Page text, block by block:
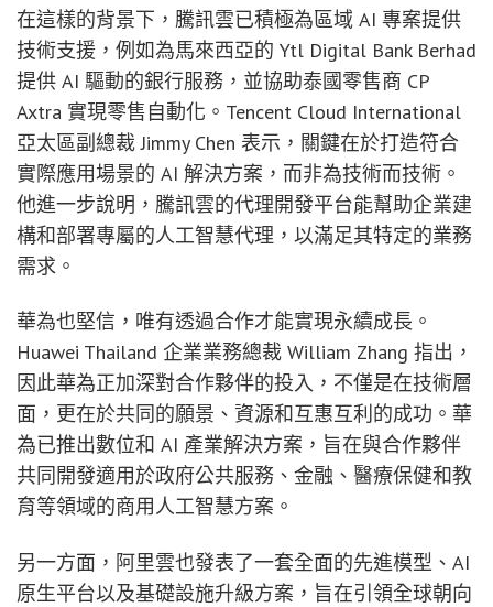
在這樣的背景下，騰訊雲已積極為區域 AI 專案提供
技術支援，例如為馬來西亞的 Ytl Digital Bank Berhad
提供 AI 驅動的銀行服務，並協助泰國零售商 CP
Axtra 實現零售自動化。Tencent Cloud International
亞太區副總裁 Jimmy Chen 表示，關鍵在於打造符合
實際應用場景的 AI 解決方案，而非為技術而技術。
他進一步說明，騰訊雲的代理開發平台能幫助企業建
構和部署專屬的人工智慧代理，以滿足其特定的業務
需求。
華為也堅信，唯有透過合作才能實現永續成長。
Huawei Thailand 企業業務總裁 William Zhang 指出，
因此華為正加深對合作夥伴的投入，不僅是在技術層
面，更在於共同的願景、資源和互惠互利的成功。華
為已推出數位和 AI 產業解決方案，旨在與合作夥伴
共同開發適用於政府公共服務、金融、醫療保健和教
育等領域的商用人工智慧方案。
另一方面，阿里雲也發表了一套全面的先進模型、AI
原生平台以及基礎設施升級方案，旨在引領全球朝向